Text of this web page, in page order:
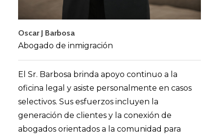
Oscar J Barbosa
Abogado de inmigración
El Sr. Barbosa brinda apoyo continuo a la
oficina legal y asiste personalmente en casos
selectivos. Sus esfuerzos incluyen la
generación de clientes y la conexión de
abogados orientados a la comunidad para